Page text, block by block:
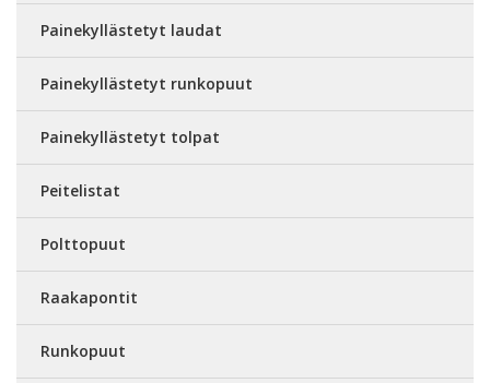
Painekyllästetyt laudat
Painekyllästetyt runkopuut
Painekyllästetyt tolpat
Peitelistat
Polttopuut
Raakapontit
Runkopuut